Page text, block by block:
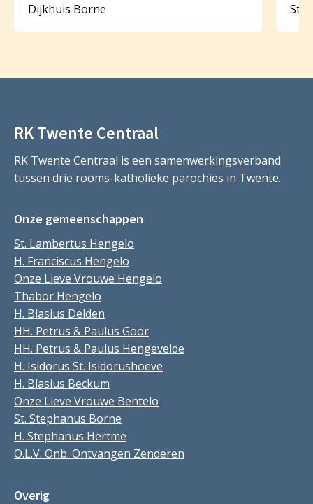
Dijkhuis Borne
St.
RK Twente Centraal
RK Twente Centraal is een samenwerkingsverband
tussen drie rooms-katholieke parochies in Twente.
Onze gemeenschappen
St. Lambertus Hengelo
H. Franciscus Hengelo
Onze Lieve Vrouwe Hengelo
Thabor Hengelo
H. Blasius Delden
HH. Petrus & Paulus Goor
HH. Petrus & Paulus Hengevelde
H. Isidorus St. Isidorushoeve
H. Blasius Beckum
Onze Lieve Vrouwe Bentelo
St. Stephanus Borne
H. Stephanus Hertme
O.L.V. Onb. Ontvangen Zenderen
Overig